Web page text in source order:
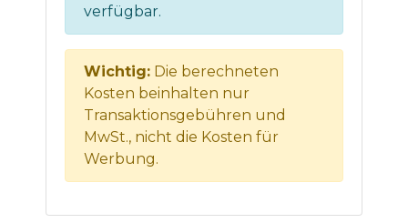
verfügbar.
Wichtig: Die berechneten
Kosten beinhalten nur
Transaktionsgebühren und
MwSt., nicht die Kosten für
Werbung.